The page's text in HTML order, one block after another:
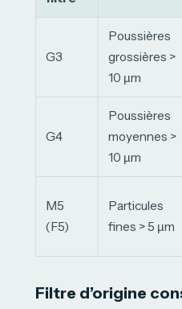
G3
Poussières
grossières >
10 µm
G4
Poussières
moyennes >
10 µm
M5
(F5)
Particules
fines > 5 µm
Filtre d’origine